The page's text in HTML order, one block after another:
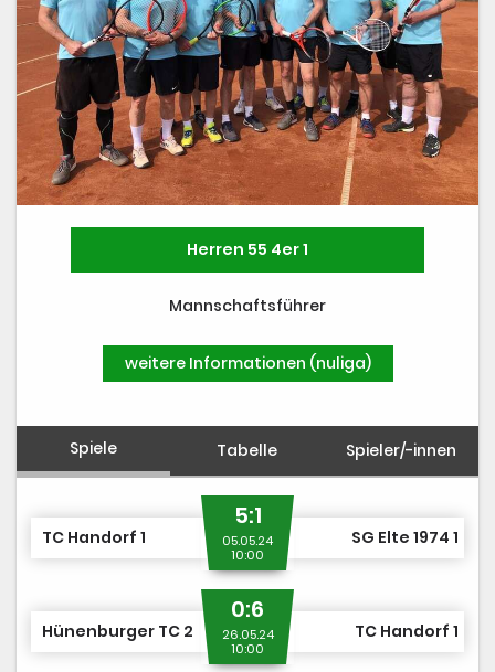
Platzbuchung
Herren 55 4er 1
Mannschaftsführer
weitere Informationen (nuliga)
Spiele Tabelle Spieler/-innen
TC Handorf 1
5:1
05.05.24
10:00
SG Elte 1974 1
Hünenburger TC 2
0:6
26.05.24
10:00
TC Handorf 1